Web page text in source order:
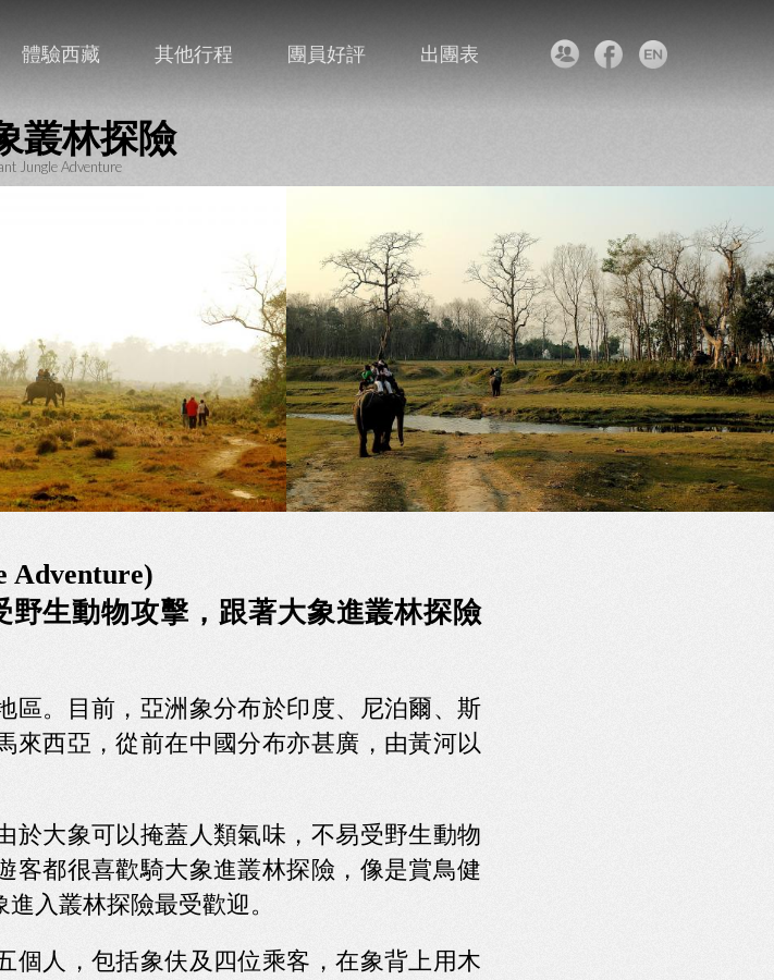
體驗西藏 其他行程 團員好評 出團表
叢林探險
Jungle Adventure
Adventure)
生動物攻擊，跟著大象進叢林探險
區。目前，亞洲象分布於印度、尼泊爾、斯
來西亞，從前在中國分布亦甚廣，由黃河以
於大象可以掩蓋人類氣味，不易受野生動物
客都很喜歡騎大象進叢林探險，像是賞鳥健
入叢林探險最受歡迎。
個人，包括象伕及四位乘客，在象背上用木